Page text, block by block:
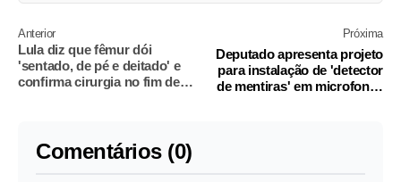
Anterior
Lula diz que fêmur dói
'sentado, de pé e deitado' e
confirma cirurgia no fim de
Próxima
Deputado apresenta projeto
para instalação de 'detector
de mentiras' em microfones
Comentários (0)